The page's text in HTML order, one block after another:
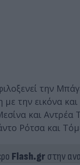
την
την εικόνα και
και Αντρέα
Ρότσα και
Flash.grστην